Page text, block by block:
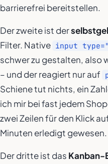
barrierefrei bereitstellen.
Der zweite ist der
Filter. Native input
schwer zu gestalten, also
– und der reagiert nur auf
Schiene tut nichts, ein
ich mir bei fast jedem
zwei Zeilen für den Klick
Minuten erledigt gewesen.
Der dritte ist das Kanban-